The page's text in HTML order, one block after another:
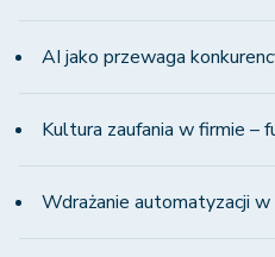
AI jako przewaga
Kultura zaufania w firmie –
Wdrażanie automatyzacji w